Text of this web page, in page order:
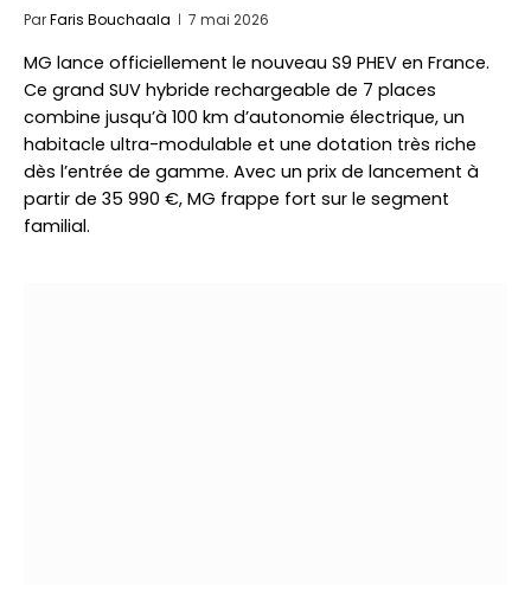
ParFaris Bouchaala 7 mai 2026
MG lance officiellement le nouveau S9 PHEV en France.
Ce grand SUV hybride rechargeable de 7 places
combine jusqu’à 100 km d’autonomie électrique, un
habitacle ultra-modulable et une dotation très riche
dès l’entrée de gamme. Avec un prix de lancement à
partir de 35 990 €, MG frappe fort sur le segment
familial.